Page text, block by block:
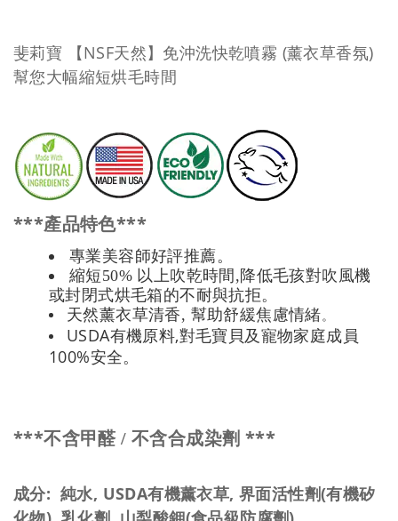
斐莉寶
【NSF天然】免沖洗快乾噴霧 (薰衣草香氛)
幫您大幅縮短烘毛時間
***產品特色***
專業美容師好評推薦。
縮短50% 以上吹乾時間,降低毛孩對吹風機
或封閉式烘毛箱的不耐與抗拒。
天然薰衣草清香, 幫助舒緩焦慮情緒。
USDA有機原料,對毛寶貝及寵物家庭成員
100%安全。
***不含甲醛 / 不含合成染劑 ***
成分: 純水, USDA有機薰衣草, 界面活性劑(有機矽